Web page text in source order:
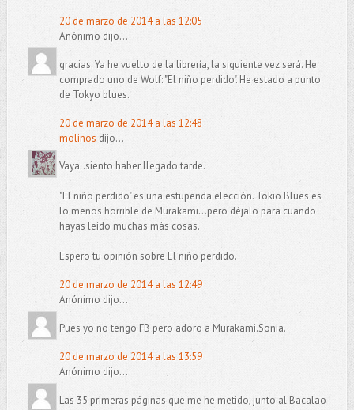
20 de marzo de 2014 a las 12:05
Anónimo dijo...
gracias. Ya he vuelto de la librería, la siguiente vez será. He
comprado uno de Wolf: "El niño perdido". He estado a punto
de Tokyo blues.
20 de marzo de 2014 a las 12:48
molinos dijo...
Vaya..siento haber llegado tarde.
"El niño perdido" es una estupenda elección. Tokio Blues es
lo menos horrible de Murakami...pero déjalo para cuando
hayas leído muchas más cosas.
Espero tu opinión sobre El niño perdido.
20 de marzo de 2014 a las 12:49
Anónimo dijo...
Pues yo no tengo FB pero adoro a Murakami.Sonia.
20 de marzo de 2014 a las 13:59
Anónimo dijo...
Las 35 primeras páginas que me he metido, junto al Bacalao